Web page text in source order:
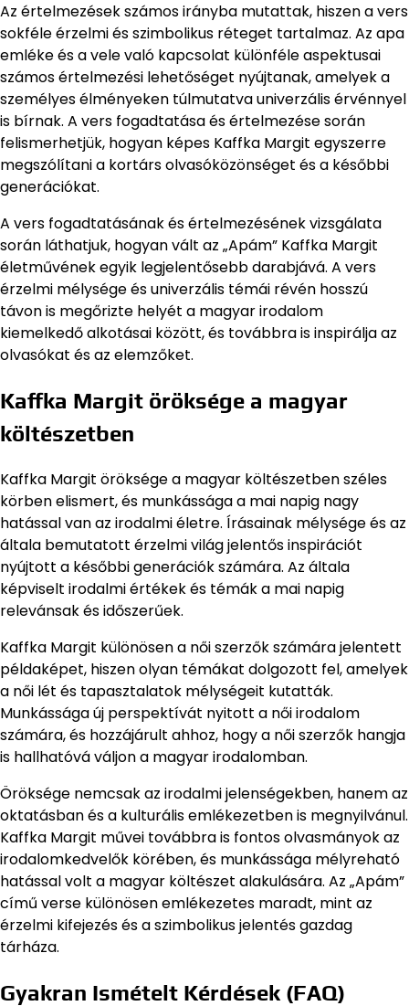
Az értelmezések számos irányba mutattak, hiszen a vers
sokféle érzelmi és szimbolikus réteget tartalmaz. Az apa
emléke és a vele való kapcsolat különféle aspektusai
számos értelmezési lehetőséget nyújtanak, amelyek a
személyes élményeken túlmutatva univerzális érvénnyel
is bírnak. A vers fogadtatása és értelmezése során
felismerhetjük, hogyan képes Kaffka Margit egyszerre
megszólítani a kortárs olvasóközönséget és a későbbi
generációkat.
A vers fogadtatásának és értelmezésének vizsgálata
során láthatjuk, hogyan vált az „Apám” Kaffka Margit
életművének egyik legjelentősebb darabjává. A vers
érzelmi mélysége és univerzális témái révén hosszú
távon is megőrizte helyét a magyar irodalom
kiemelkedő alkotásai között, és továbbra is inspirálja az
olvasókat és az elemzőket.
Kaffka Margit öröksége a magyar
költészetben
Kaffka Margit öröksége a magyar költészetben széles
körben elismert, és munkássága a mai napig nagy
hatással van az irodalmi életre. Írásainak mélysége és az
általa bemutatott érzelmi világ jelentős inspirációt
nyújtott a későbbi generációk számára. Az általa
képviselt irodalmi értékek és témák a mai napig
relevánsak és időszerűek.
Kaffka Margit különösen a női szerzők számára jelentett
példaképet, hiszen olyan témákat dolgozott fel, amelyek
a női lét és tapasztalatok mélységeit kutatták.
Munkássága új perspektívát nyitott a női irodalom
számára, és hozzájárult ahhoz, hogy a női szerzők hangja
is hallhatóvá váljon a magyar irodalomban.
Öröksége nemcsak az irodalmi jelenségekben, hanem az
oktatásban és a kulturális emlékezetben is megnyilvánul.
Kaffka Margit művei továbbra is fontos olvasmányok az
irodalomkedvelők körében, és munkássága mélyreható
hatással volt a magyar költészet alakulására. Az „Apám”
című verse különösen emlékezetes maradt, mint az
érzelmi kifejezés és a szimbolikus jelentés gazdag
tárháza.
Gyakran Ismételt Kérdések (FAQ)